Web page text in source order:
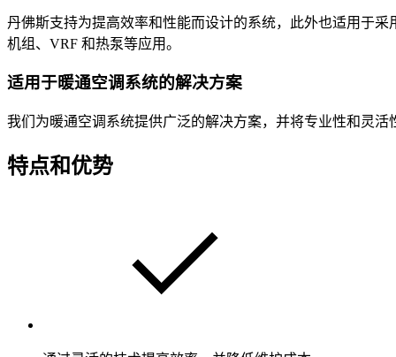
丹佛斯支持为提高效率和性能而设计的系统，此外也适用于
机组、VRF 和热泵等应用。
适用于暖通空调系统的解决方案
我们为暖通空调系统提供广泛的解决方案，并将专业性和灵
特点和优势